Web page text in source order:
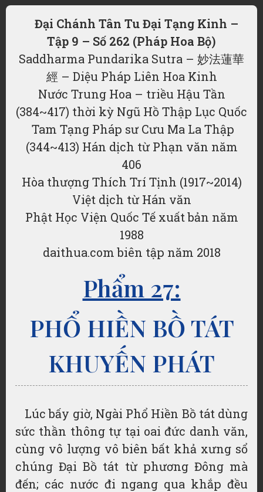
Đại Chánh Tân Tu Đại Tạng Kinh –
Tập 9 – Số 262 (Pháp Hoa Bộ)
Saddharma Pundarika Sutra – 妙法蓮華
經 – Diệu Pháp Liên Hoa Kinh
Nước Trung Hoa – triều Hậu Tần
(384~417) thời kỳ Ngũ Hồ Thập Lục Quốc
Tam Tạng Pháp sư Cưu Ma La Thập
(344~413) Hán dịch từ Phạn văn năm
406
Hòa thượng Thích Trí Tịnh (1917~2014)
Việt dịch từ Hán văn
Phật Học Viện Quốc Tế xuất bản năm
1988
daithua.com biên tập năm 2018
Phẩm 27:
PHỔ HIỀN BỒ TÁT
KHUYẾN PHÁT
Lúc bấy giờ, Ngài Phổ Hiền Bồ tát dùng
sức thần thông tự tại oai đức danh văn,
cùng vô lượng vô biên bất khả xưng sổ
chúng Đại Bồ tát từ phương Đông mà
đến; các nước đi ngang qua khắp đều